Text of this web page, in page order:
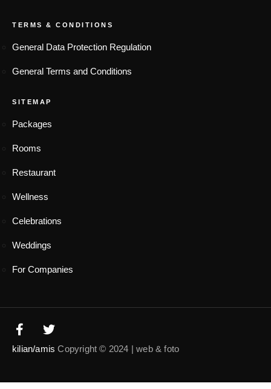
TERMS & CONDITIONS
General Data Protection Regulation
General Terms and Conditions
SITEMAP
Packages
Rooms
Restaurant
Wellness
Celebrations
Weddings
For Companies
kilian/amis Copyright © 2024 | web & foto